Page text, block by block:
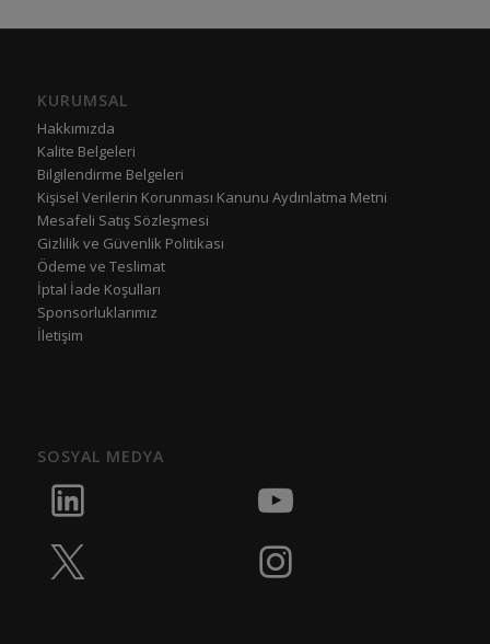
KURUMSAL
Hakkımızda
Kalite Belgeleri
Bilgilendirme Belgeleri
Kişisel Verilerin Korunması Kanunu Aydınlatma Metni
Mesafeli Satış Sözleşmesi
Gizlilik ve Güvenlik Politikası
Ödeme ve Teslimat
İptal İade Koşulları
Sponsorluklarımız
İletişim
SOSYAL MEDYA